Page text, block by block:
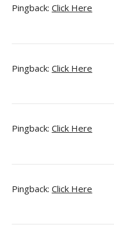
Pingback: Click Here
Pingback: Click Here
Pingback: Click Here
Pingback: Click Here